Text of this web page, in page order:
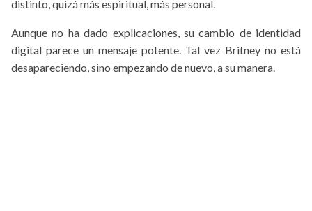
distinto, quizá más espiritual, más personal.
Aunque no ha dado explicaciones, su cambio de identidad
digital parece un mensaje potente. Tal vez Britney no está
desapareciendo, sino empezando de nuevo, a su manera.